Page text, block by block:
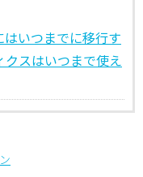
はいつまでに移行す
スはいつまで使え